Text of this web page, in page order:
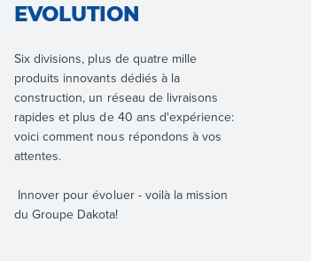
EVOLUTION
Six divisions, plus de quatre mille
produits innovants dédiés à la
construction, un réseau de livraisons
rapides et plus de 40 ans d'expérience:
voici comment nous répondons à vos
attentes.
Innover pour évoluer - voilà la mission
du Groupe Dakota!